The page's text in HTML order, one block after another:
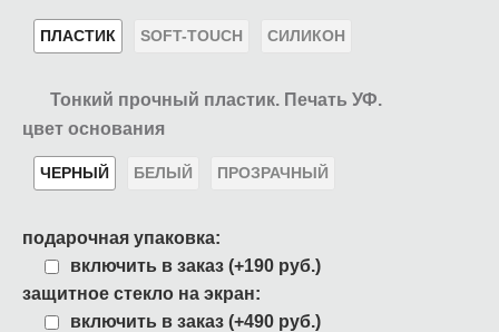
ПЛАСТИК SOFT-TOUCH СИЛИКОН
Тонкий прочный пластик. Печать УФ.
цвет основания
ЧЕРНЫЙ БЕЛЫЙ ПРОЗРАЧНЫЙ
подарочная упаковка:
включить в заказ (+190 руб.)
защитное стекло на экран:
включить в заказ (+490 руб.)